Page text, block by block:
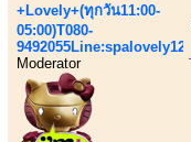
+Lovely+(ทุกวัน11:00-
05:00)T080-
9492055Line:spalovely123
Moderator